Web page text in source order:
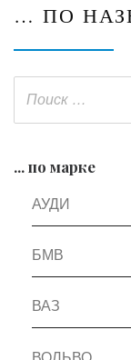
… ПО
... по марке
АУДИ
БМВ
ВАЗ